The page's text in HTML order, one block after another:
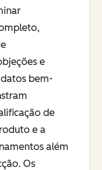
e
bem-
de
e a
além
Os